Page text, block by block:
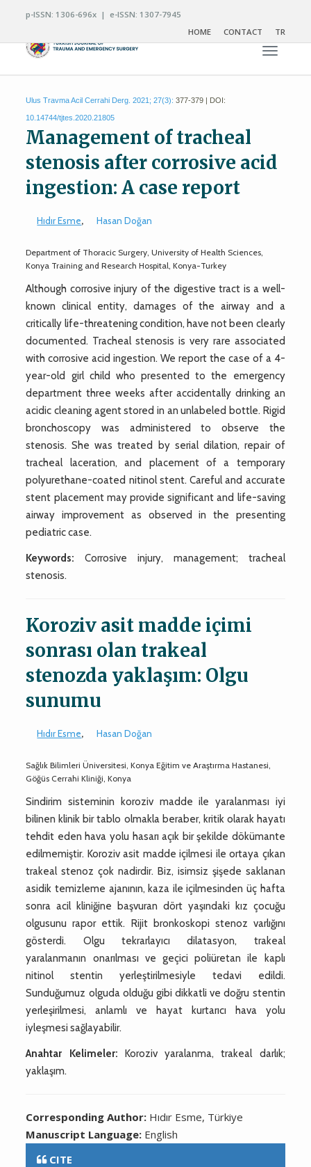
p-ISSN: 1306-696x | e-ISSN: 1307-7945
HOME
CONTACT TR
Toggle
Ulus Travma Acil Cerrahi Derg. 2021; 27(3): 377-379 | DOI:
10.14744/tjtes.2020.21805
Management of tracheal
stenosis after corrosive acid
ingestion: A case report
Hıdır Esme, Hasan Doğan
Department of Thoracic Surgery, University of Health Sciences,
Konya Training and Research Hospital, Konya-Turkey
Although corrosive injury of the digestive tract is a well-
known clinical entity, damages of the airway and a
critically life-threatening condition, have not been clearly
documented. Tracheal stenosis is very rare associated
with corrosive acid ingestion. We report the case of a 4-
year-old girl child who presented to the emergency
department three weeks after accidentally drinking an
acidic cleaning agent stored in an unlabeled bottle. Rigid
bronchoscopy was administered to observe the
stenosis. She was treated by serial dilation, repair of
tracheal laceration, and placement of a temporary
polyurethane-coated nitinol stent. Careful and accurate
stent placement may provide significant and life-saving
airway improvement as observed in the presenting
pediatric case.
Keywords: Corrosive injury, management; tracheal
stenosis.
Koroziv asit madde içimi
sonrası olan trakeal
stenozda yaklaşım: Olgu
sunumu
Hıdır Esme, Hasan Doğan
Sağlık Bilimleri Üniversitesi, Konya Eğitim ve Araştırma Hastanesi,
Göğüs Cerrahi Kliniği, Konya
Sindirim sisteminin koroziv madde ile yaralanması iyi
bilinen klinik bir tablo olmakla beraber, kritik olarak hayatı
tehdit eden hava yolu hasarı açık bir şekilde dökümante
edilmemiştir. Koroziv asit madde içilmesi ile ortaya çıkan
trakeal stenoz çok nadirdir. Biz, isimsiz şişede saklanan
asidik temizleme ajanının, kaza ile içilmesinden üç hafta
sonra acil kliniğine başvuran dört yaşındaki kız çocuğu
olgusunu rapor ettik. Rijit bronkoskopi stenoz varlığını
gösterdi. Olgu tekrarlayıcı dilatasyon, trakeal
yaralanmanın onarılması ve geçici poliüretan ile kaplı
nitinol stentin yerleştirilmesiyle tedavi edildi.
Sunduğumuz olguda olduğu gibi dikkatli ve doğru stentin
yerleşirilmesi, anlamlı ve hayat kurtarıcı hava yolu
iyleşmesi sağlayabilir.
Anahtar Kelimeler: Koroziv yaralanma, trakeal darlık;
yaklaşım.
Corresponding Author: Hıdır Esme, Türkiye
Manuscript Language: English
CITE